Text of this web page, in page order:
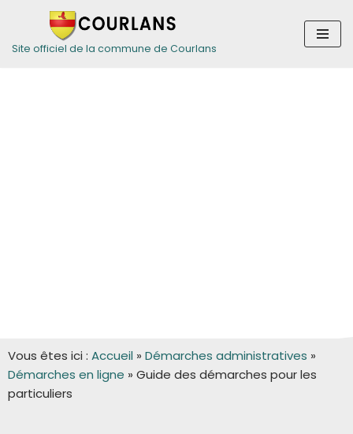
Aller
Site officiel de la commune de Courlans
Vous êtes ici : Accueil » Démarches administratives »
Démarches en ligne » Guide des démarches pour les
particuliers